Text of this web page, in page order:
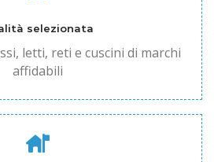
selezionata
letti, reti e cuscini di marchi
affidabili